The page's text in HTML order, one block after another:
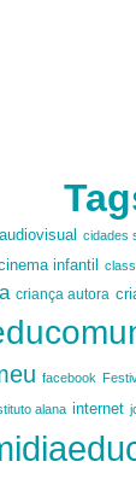
audiovisual cidades
infantil
criança autora
facebook
alana internet